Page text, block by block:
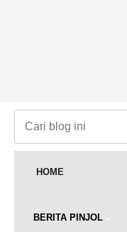
HOME
BERITA PINJOL